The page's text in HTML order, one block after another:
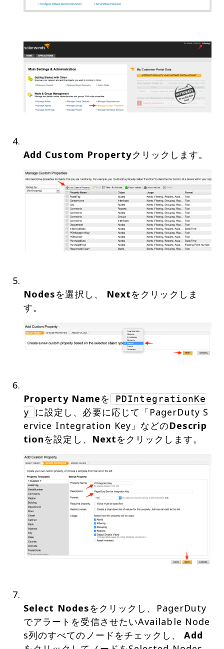
Add Custom Property
Nodesを選択し、 Nextをクリックしま
Property Nameを PDIntegrationKe
y
に設定し、必要に応じて「PagerDuty S
ervice Integration Key」などのDescrip
tionを設定し、 Next
Select Nodesをクリックし、PagerDuty
でアラートを受信させたいAvailable Node
s列のすべてのノードをチェックし、Add